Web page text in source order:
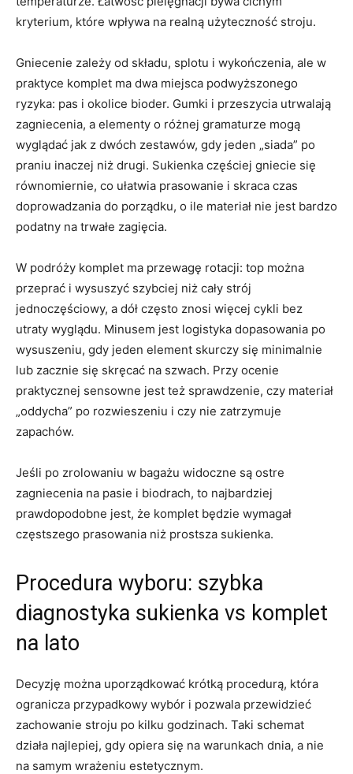
kryterium, które wpływa na realną użyteczność stroju.
Gniecenie zależy od składu, splotu i wykończenia, ale w
praktyce komplet ma dwa miejsca podwyższonego
ryzyka: pas i okolice bioder. Gumki i przeszycia utrwalają
zagniecenia, a elementy o różnej gramaturze mogą
wyglądać jak z dwóch zestawów, gdy jeden „siada” po
praniu inaczej niż drugi. Sukienka częściej gniecie się
równomiernie, co ułatwia prasowanie i skraca czas
doprowadzania do porządku, o ile materiał nie jest bardzo
podatny na trwałe zagięcia.
W podróży komplet ma przewagę rotacji: top można
przeprać i wysuszyć szybciej niż cały strój
jednoczęściowy, a dół często znosi więcej cykli bez
utraty wyglądu. Minusem jest logistyka dopasowania po
wysuszeniu, gdy jeden element skurczy się minimalnie
lub zacznie się skręcać na szwach. Przy ocenie
praktycznej sensowne jest też sprawdzenie, czy materiał
„oddycha” po rozwieszeniu i czy nie zatrzymuje
zapachów.
Jeśli po zrolowaniu w bagażu widoczne są ostre
zagniecenia na pasie i biodrach, to najbardziej
prawdopodobne jest, że komplet będzie wymagał
częstszego prasowania niż prostsza sukienka.
Procedura wyboru: szybka
diagnostyka sukienka vs komplet
na lato
Decyzję można uporządkować krótką procedurą, która
ogranicza przypadkowy wybór i pozwala przewidzieć
zachowanie stroju po kilku godzinach. Taki schemat
działa najlepiej, gdy opiera się na warunkach dnia, a nie
na samym wrażeniu estetycznym.